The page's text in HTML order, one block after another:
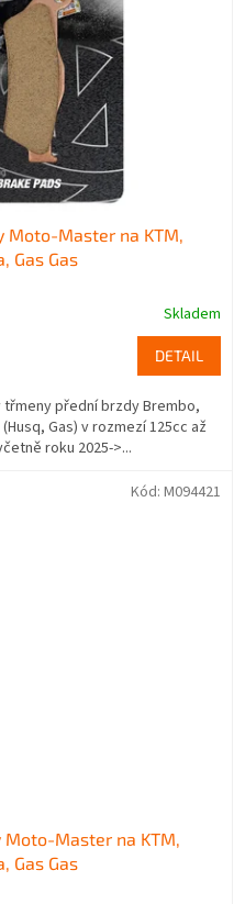
Moto-Master na KTM,
Gas Gas
Skladem
DETAIL
třmeny přední brzdy Brembo,
Gas) v rozmezí 125cc až
roku 2025->...
Master na KTM,
Gas Gas
Kód: M094421